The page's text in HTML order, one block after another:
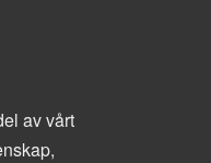
av vårt